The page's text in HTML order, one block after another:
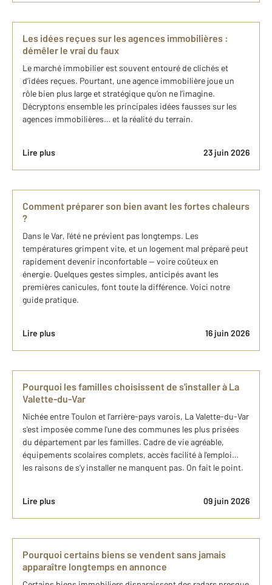
Les idées reçues sur les agences immobilières :
démêler le vrai du faux
Le marché immobilier est souvent entouré de clichés et
d’idées reçues. Pourtant, une agence immobilière joue un
rôle bien plus large et stratégique qu’on ne l’imagine.
Décryptons ensemble les principales idées fausses sur les
agences immobilières… et la réalité du terrain.
Lire plus 23 juin 2026
Comment préparer son bien avant les fortes chaleurs
?
Dans le Var, l'été ne prévient pas longtemps. Les
températures grimpent vite, et un logement mal préparé peut
rapidement devenir inconfortable — voire coûteux en
énergie. Quelques gestes simples, anticipés avant les
premières canicules, font toute la différence. Voici notre
guide pratique.
Lire plus 16 juin 2026
Pourquoi les familles choisissent de s'installer à La
Valette-du-Var
Nichée entre Toulon et l'arrière-pays varois, La Valette-du-Var
s'est imposée comme l'une des communes les plus prisées
du département par les familles. Cadre de vie agréable,
équipements scolaires complets, accès facilité à l'emploi…
les raisons de s'y installer ne manquent pas. On fait le point.
Lire plus 09 juin 2026
Pourquoi certains biens se vendent sans jamais
apparaître longtemps en annonce